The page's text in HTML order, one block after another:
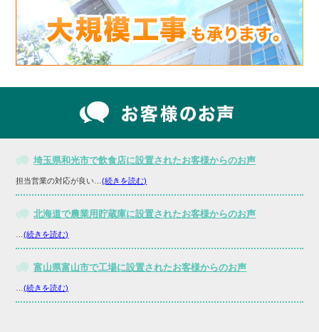
埼玉県和光市で飲食店に設置されたお客様からのお声
担当営業の対応が良い…(続きを読む)
北海道で農業用貯蔵庫に設置されたお客様からのお声
…(続きを読む)
富山県富山市で工場に設置されたお客様からのお声
…(続きを読む)